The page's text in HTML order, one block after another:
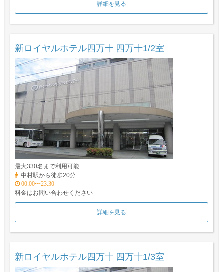
詳細を見る
新ロイヤルホテル四万十 四万十1/2室
最大330名まで利用可能
中村駅から徒歩20分
00:00〜23:30
料金はお問い合わせください
詳細を見る
新ロイヤルホテル四万十 四万十1/3室